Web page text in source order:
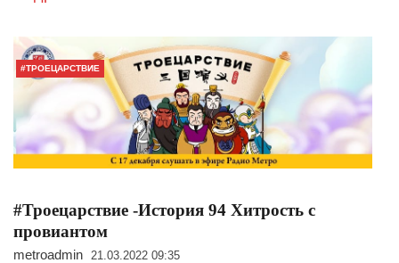
#ТРОЕЦАРСТВИЕ
#Троецарствие -История 94 Хитрость с
провиантом
metroadmin 21.03.2022 09:35